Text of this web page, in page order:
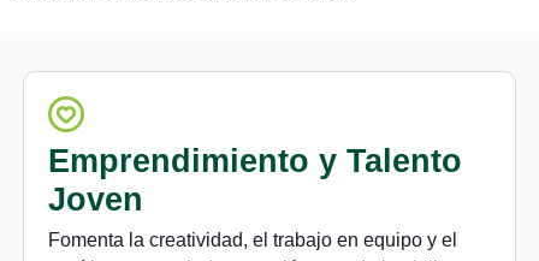
Emprendimiento y Talento
Joven
Fomenta la creatividad, el trabajo en equipo y el